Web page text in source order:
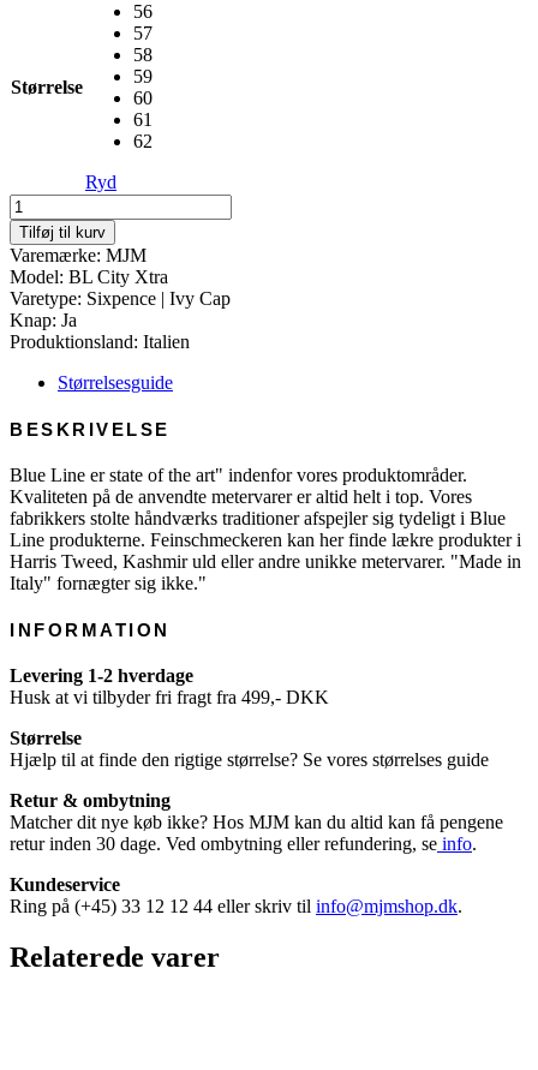
Størrelse
56
57
58
59
60
61
62
Ryd
BL
City
Xtra
-
51
Cotton
Mix
antal
Tilføj til kurv
Varemærke: MJM
Model: BL City Xtra
Varetype: Sixpence | Ivy Cap
Knap: Ja
Produktionsland: Italien
Størrelsesguide
BESKRIVELSE
Blue Line er state of the art" indenfor vores produktområder.
Kvaliteten på de anvendte metervarer er altid helt i top. Vores
fabrikkers stolte håndværks traditioner afspejler sig tydeligt i Blue
Line produkterne. Feinschmeckeren kan her finde lækre produkter i
Harris Tweed, Kashmir uld eller andre unikke metervarer. "Made in
Italy" fornægter sig ikke."
INFORMATION
Levering 1-2 hverdage
Husk at vi tilbyder fri fragt fra 499,- DKK
Størrelse
Hjælp til at finde den rigtige størrelse? Se vores størrelses guide
Retur & ombytning
Matcher dit nye køb ikke? Hos MJM kan du altid kan få pengene
retur inden 30 dage. Ved ombytning eller refundering, se info.
Kundeservice
Ring på (+45) 33 12 12 44 eller skriv til info@mjmshop.dk.
Relaterede varer